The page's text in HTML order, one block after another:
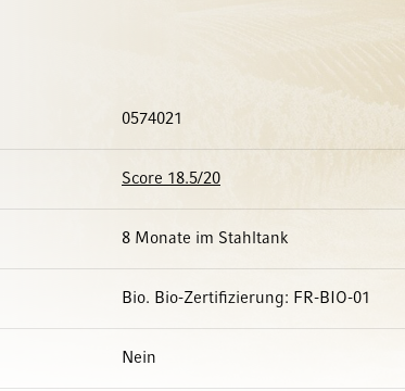
0574021
Score 18.5/20
8 Monate im Stahltank
Bio. Bio-Zertifizierung: FR-BIO-01
Nein